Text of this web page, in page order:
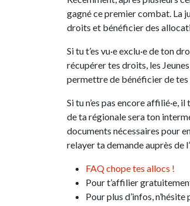
gagné ce premier combat. La
droits et bénéficier des
Si tu t’es vu·e exclu·e de ton
récupérer tes droits, les
permettre de bénéficier de tes
Si tu n’es pas encore affilié·e,
de ta régionale sera ton
documents nécessaires pour
relayer ta demande auprès de
FAQ chope tes allocs !
Pour t’affilier
Pour plus d’infos,